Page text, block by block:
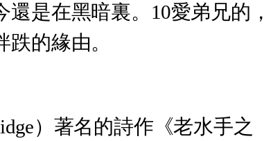
是在黑暗裏。10愛弟兄的，
的緣由。
）著名的詩作《老水手之